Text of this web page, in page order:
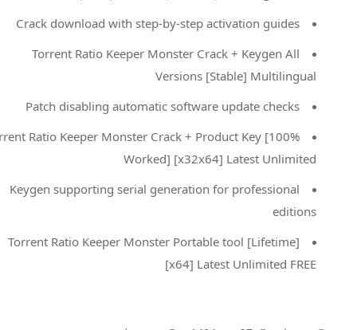
Crack download with step-by-step activation guides
Torrent Ratio Keeper Monster Crack + Keygen All
Versions [Stable] Multilingual
Patch disabling automatic software update checks
Torrent Ratio Keeper Monster Crack + Product Key [100%
Worked] [x32x64] Latest Unlimited
Keygen supporting serial generation for professional
editions
Torrent Ratio Keeper Monster Portable tool [Lifetime]
[x64] Latest Unlimited FREE